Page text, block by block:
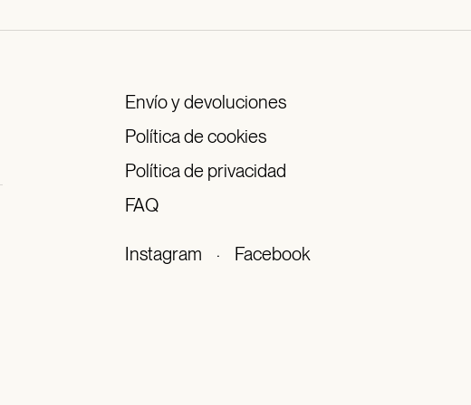
Envío y devoluciones
Política de cookies
Política de privacidad
FAQ
Instagram · Facebook